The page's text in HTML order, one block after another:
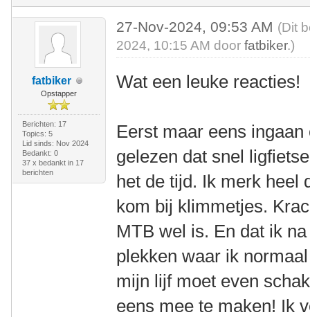
fatbiker
Opstapper
Berichten: 17
Topics: 5
Lid sinds: Nov 2024
Bedankt: 0
37 x bedankt in 17
berichten
27-Nov-2024, 09:53 AM (Dit
2024, 10:15 AM doorfatbiker.)
Wat een leuke reacties!
Eerst maar eens
gelezen dat snel
het de tijd. Ik merk heel
kom bij klimmetjes.
MTB wel is. En dat ik
plekken waar ik
mijn lijf moet even
eens mee te maken! Ik